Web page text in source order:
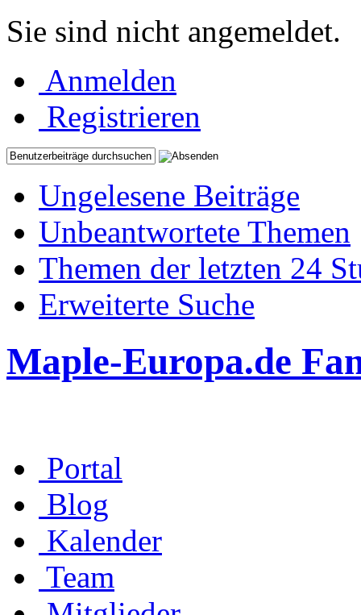
Sie sind nicht angemeldet.
Anmelden
Registrieren
Ungelesene Beiträge
Unbeantwortete Themen
Themen der letzten 24
Erweiterte Suche
Maple-Europa.de
Portal
Blog
Kalender
Team